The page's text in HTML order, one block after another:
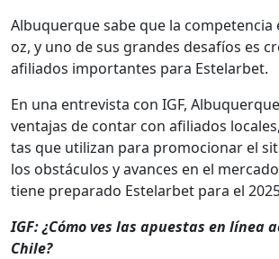
Albu­querque sabe que la com­pe­ten­cia
oz, y uno de sus grandes desafíos es
afil­i­a­dos impor­tantes para Este­lar­bet.
En una entre­vista con IGF,
ven­ta­jas de con­tar con afil­i­a­dos
tas que uti­lizan para pro­mo­cionar el
los obstácu­los y avances en el
tiene prepara­do Este­lar­bet para el
IGF: ¿Cómo ves las apues­tas en línea
Chile?